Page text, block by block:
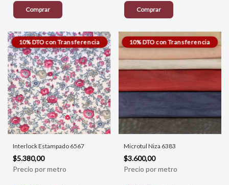
Comprar Comprar
Interlock Estampado 6567
$5.380,00
Microtul Niza 6383
$3.600,00